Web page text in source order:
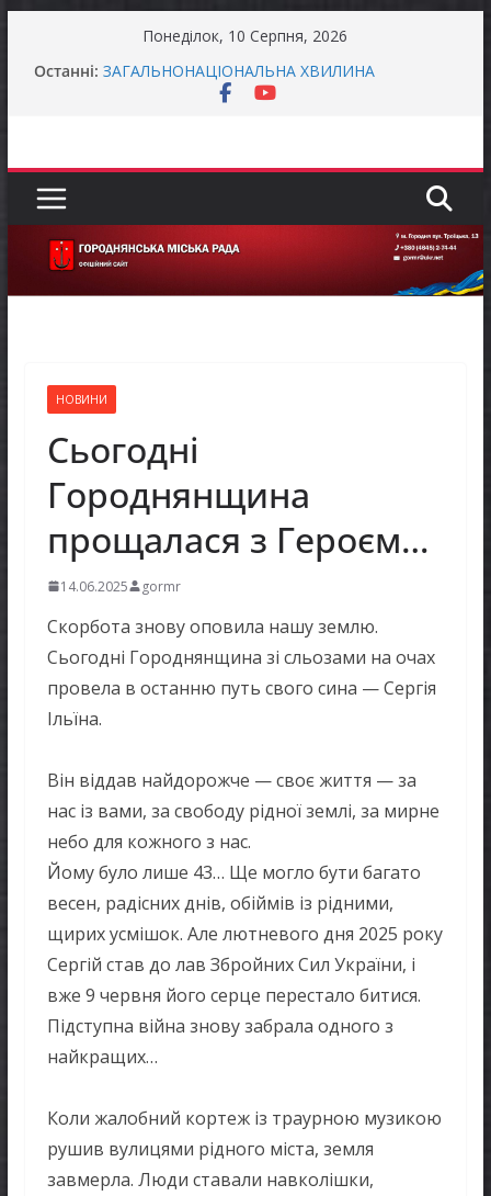
Понеділок, 10 Серпня, 2026
Останні:
Захищай небо Чернігівщини!
ЗАГАЛЬНОНАЦІОНАЛЬНА ХВИЛИНА
прав людини проводить опитування щодо
реалізації права осіб з інвалідністю на працю
НОВИНИ
Сьогодні
Городнянщина
прощалася з Героєм…
14.06.2025 gormr
Скорбота знову оповила нашу землю.
Сьогодні Городнянщина зі сльозами на очах
провела в останню путь свого сина — Сергія
Ільїна.
Він віддав найдорожче — своє життя — за
нас із вами, за свободу рідної землі, за мирне
небо для кожного з нас.
Йому було лише 43… Ще могло бути багато
весен, радісних днів, обіймів із рідними,
щирих усмішок. Але лютневого дня 2025 року
Сергій став до лав Збройних Сил України, і
вже 9 червня його серце перестало битися.
Підступна війна знову забрала одного з
найкращих…
Коли жалобний кортеж із траурною музикою
рушив вулицями рідного міста, земля
завмерла. Люди ставали навколішки,